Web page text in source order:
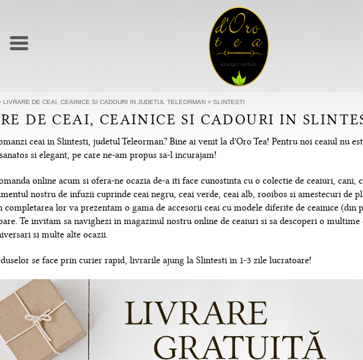
LIVRARE DE CEAI, CEAINICE SI CADOURI IN JUDETUL TELEORMAN > SLINTESTI
DE CEAI, CEAINICE SI CADOURI IN
ceai in Slintesti, judetul Teleorman? Bine ai venit la d'Oro Tea! Pentru noi ceaiul nu
si elegant, pe care ne-am propus sa-l incurajam!
online acum si ofera-ne ocazia de-a iti face cunostinta cu o colectie de ceaiuri,
nostru de infuzii cuprinde ceai negru, ceai verde, ceai alb, rooibos si amestecuri de
completarea lor va prezentam o gama de accesorii ceai cu modele diferite de ceainice
Te invitam sa navighezi in magazinul nostru online de ceaiuri si sa descoperi o
si multe alte ocazii.
se face prin curier rapid, livrarile ajung la Slintesti in 1-3 zile lucratoare!